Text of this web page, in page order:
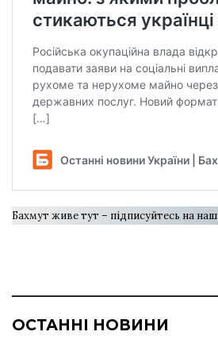
Бахмут живе тут – підписуйтесь на наш
ОСТАННІ НОВИНИ